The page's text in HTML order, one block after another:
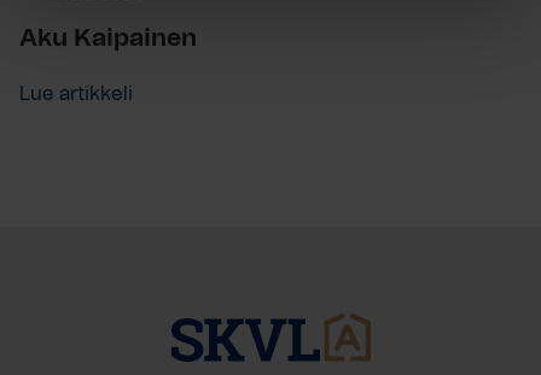
Aku Kaipainen
Lue artikkeli